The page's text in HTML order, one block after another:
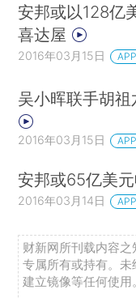
安邦或以128亿
喜达屋
2016年03月15日
吴小晖联手胡祖
2016年03月15日
安邦或65亿美
2016年03月14日
财新网所刊载内容
专属所有或持有。
建立镜像等任何使用。